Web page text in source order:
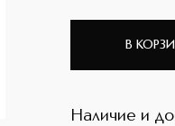
В
Наличие и